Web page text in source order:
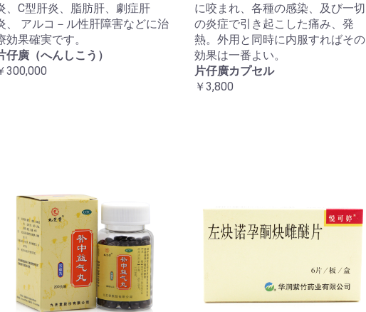
、C型肝炎、脂肪肝、劇症肝
、 アルコ－ル性肝障害などに治
効果確実です。
仔廣（へんしこう）
300,000
に咬まれ、各種の感染、及び一切
の炎症で引き起こした痛み、発
熱。外用と同時に内服すればその
効果は一番よい。
片仔廣カプセル
￥3,800